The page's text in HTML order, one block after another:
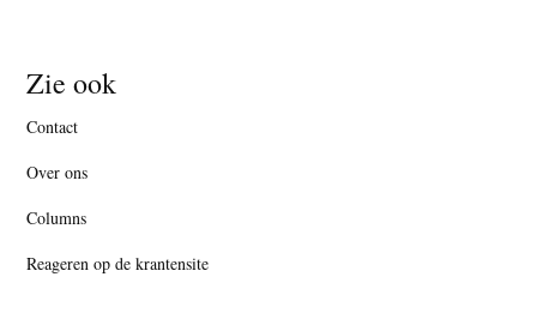
Zie ook
Contact
Over ons
Columns
Reageren op de krantensite